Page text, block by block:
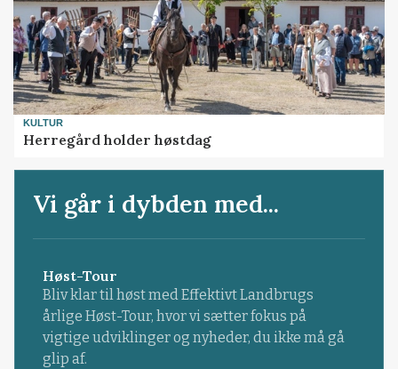
KULTUR
Herregård holder høstdag
Vi går i dybden med...
Høst-Tour
Bliv klar til høst med Effektivt Landbrugs
årlige Høst-Tour, hvor vi sætter fokus på
vigtige udviklinger og nyheder, du ikke må gå
glip af.